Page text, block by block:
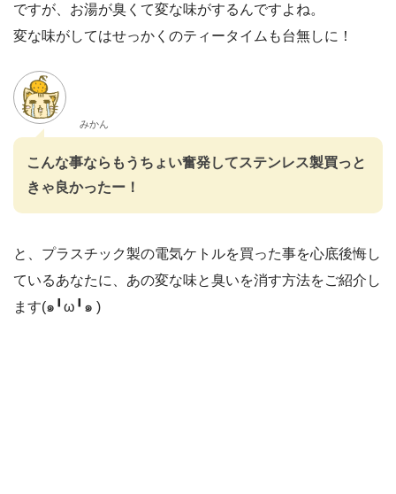
ですが、お湯が臭くて変な味がするんですよね。
変な味がしてはせっかくのティータイムも台無しに！
みかん
こんな事ならもうちょい奮発してステンレス製買っと
きゃ良かったー！
と、プラスチック製の電気ケトルを買った事を心底後悔し
ているあなたに、あの変な味と臭いを消す方法をご紹介し
ます(๑╹ω╹๑ )